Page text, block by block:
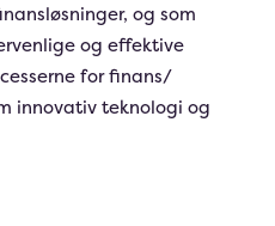
og som
og effektive
for finans/
innovativ teknologi og